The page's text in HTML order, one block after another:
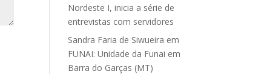
Nordeste I, inicia a série de
entrevistas com servidores
Sandra Faria de Siwueira em
FUNAI: Unidade da Funai em
Barra do Garças (MT)